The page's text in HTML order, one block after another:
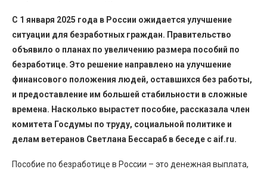
С 1 января 2025 года в России ожидается улучшение
ситуации для безработных граждан. Правительство
объявило о планах по увеличению размера пособий по
безработице. Это решение направлено на улучшение
финансового положения людей, оставшихся без работы,
и предоставление им большей стабильности в сложные
времена. Насколько вырастет пособие, рассказала член
комитета Госдумы по труду, социальной политике и
делам ветеранов Светлана Бессараб в беседе с aif.ru.
Пособие по безработице в России – это денежная выплата,